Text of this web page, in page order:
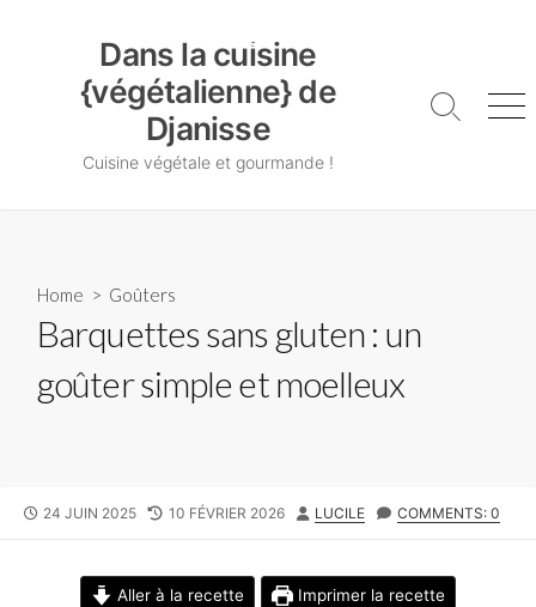
Dans la cuisine
{végétalienne} de
Djanisse
Cuisine végétale et gourmande !
Search
Home > Goûters
Barquettes sans gluten : un
goûter simple et moelleux
PUBLISHED
24 JUIN 2025
LAST
10 FÉVRIER 2026 AUTHOR
LUCILE COMMENTS: 0
Aller à la recette Imprimer la recette